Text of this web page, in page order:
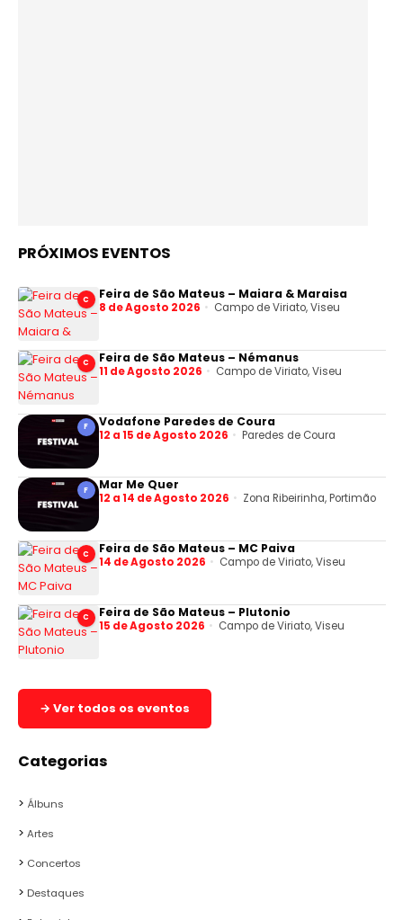
PRÓXIMOS EVENTOS
C Feira de São Mateus – Maiara & Maraisa
8 de Agosto 2026 Campo de Viriato, Viseu
C Feira de São Mateus – Némanus
11 de Agosto 2026 Campo de Viriato, Viseu
F Vodafone Paredes de Coura
12 a 15 de Agosto 2026 Paredes de Coura
F Mar Me Quer
12 a 14 de Agosto 2026 Zona Ribeirinha, Portimão
C Feira de São Mateus – MC Paiva
14 de Agosto 2026 Campo de Viriato, Viseu
C Feira de São Mateus – Plutonio
15 de Agosto 2026 Campo de Viriato, Viseu
→ Ver todos os eventos
Categorias
Álbuns
Artes
Concertos
Destaques